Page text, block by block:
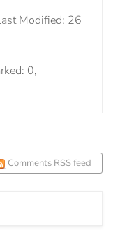
Modified: 26
0,
Comments RSS feed